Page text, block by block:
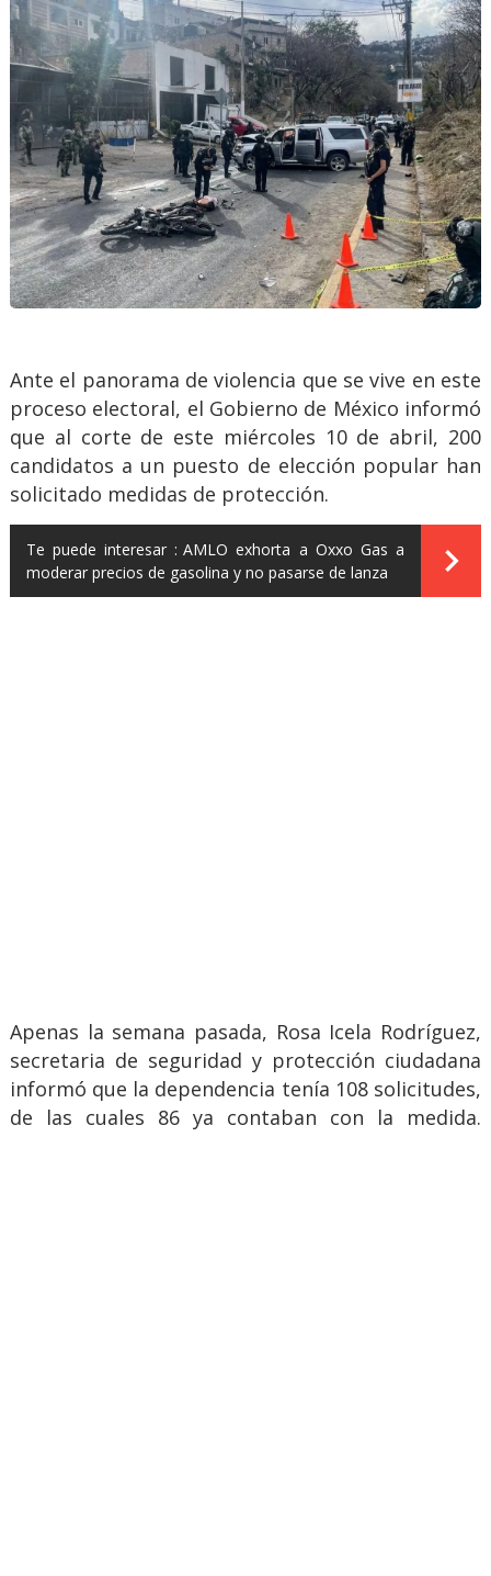
Ante el panorama de violencia que se vive en este
proceso electoral, el Gobierno de México informó
que al corte de este miércoles 10 de abril, 200
candidatos a un puesto de elección popular han
solicitado medidas de protección.
Te puede interesar : AMLO exhorta a Oxxo Gas a
moderar precios de gasolina y no pasarse de lanza
Apenas la semana pasada, Rosa Icela Rodríguez,
secretaria de seguridad y protección ciudadana
informó que la dependencia tenía 108 solicitudes,
de las cuales 86 ya contaban con la medida.